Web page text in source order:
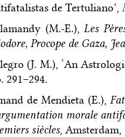
de Tertuliano’,
(M.-E.),Les
Procope de Gaza,
(J. M.), ‘An
291–294.
de Mendieta (E.),
morale
siècles, Amsterdam,